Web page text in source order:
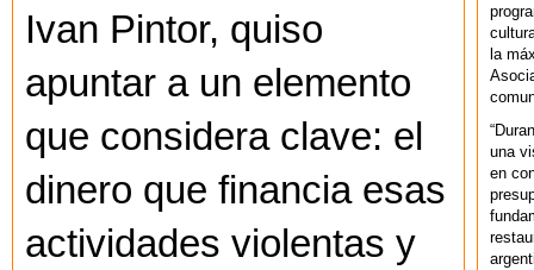
Ivan Pintor, quiso
apuntar a un elemento
que considera clave: el
dinero que financia esas
actividades violentas y
la
una
en